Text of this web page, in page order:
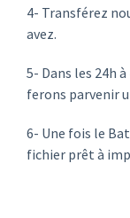
4- Transférez
avez.
5- Dans les 24h
ferons parvenir
6- Une fois le
fichier prêt à